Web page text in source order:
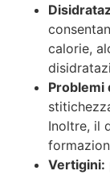
calorie,
Problemi
Inoltre, il
Vertigini: